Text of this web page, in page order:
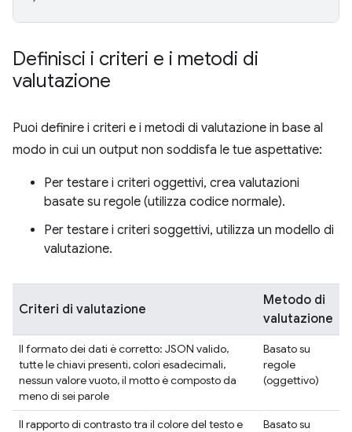
Definisci i criteri e i metodi di
valutazione
Puoi definire i criteri e i metodi di valutazione in base al
modo in cui un output non soddisfa le tue aspettative:
Per testare i criteri oggettivi, crea valutazioni
basate su regole (utilizza codice normale).
Per testare i criteri soggettivi, utilizza un modello di
valutazione.
Criteri di valutazione
Metodo di
valutazione
Il formato dei dati è corretto: JSON valido,
tutte le chiavi presenti, colori esadecimali,
nessun valore vuoto, il motto è composto da
meno di sei parole
Basato su
regole
(oggettivo)
Il rapporto di contrasto tra il colore del testo e
Basato su